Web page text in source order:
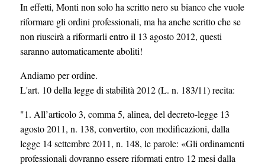
In effetti, Monti non solo ha scritto nero su bianco che vuole
riformare gli ordini professionali, ma ha anche scritto che se
non riuscirà a riformarli entro il 13 agosto 2012, questi
saranno automaticamente aboliti!
Andiamo per ordine.
L'art. 10 della legge di stabilità 2012 (L. n. 183/11) recita:
"1. All’articolo 3, comma 5, alinea, del decreto-legge 13
agosto 2011, n. 138, convertito, con modificazioni, dalla
legge 14 settembre 2011, n. 148, le parole: «Gli ordinamenti
professionali dovranno essere riformati entro 12 mesi dalla